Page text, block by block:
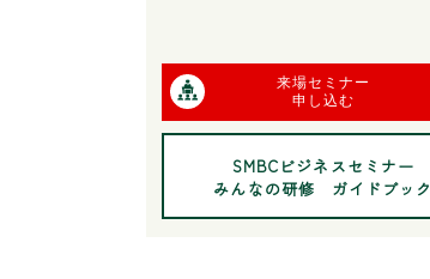
来場セミナー
申し込む
SMBCビジネスセミナー
みんなの研修 ガイドブック